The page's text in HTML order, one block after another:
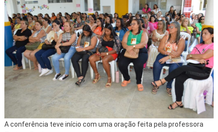
A conferência teve início com uma oração feita pela professora